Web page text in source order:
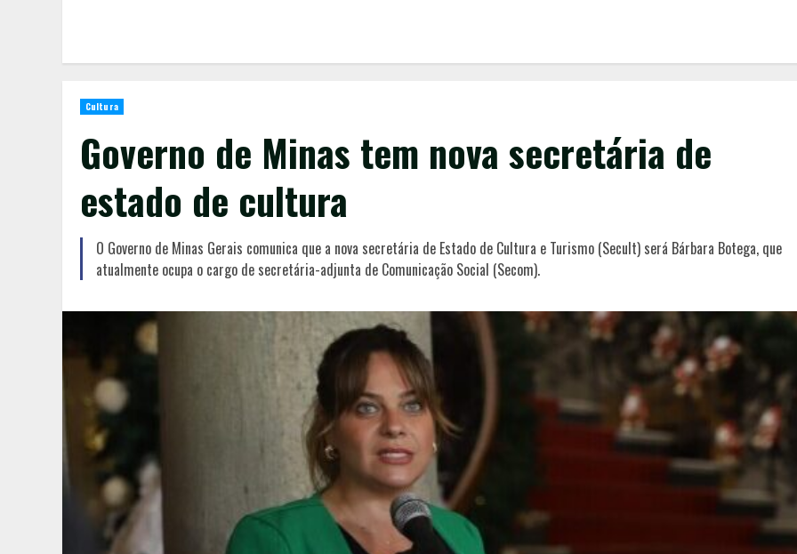
Cultura
Governo de Minas tem nova secretária de
estado de cultura
O Governo de Minas Gerais comunica que a nova secretária de Estado de Cultura e Turismo (Secult) será Bárbara Botega, que
atualmente ocupa o cargo de secretária-adjunta de Comunicação Social (Secom).